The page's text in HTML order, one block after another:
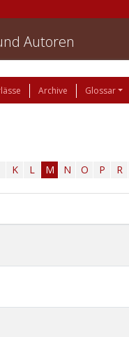
Autoren
Archive Glossar
K L M N O P R